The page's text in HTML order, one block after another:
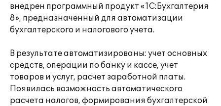
внедрен программный продукт «1С:Бухгалтерия
8», предназначенный для автоматизации
бухгалтерского и налогового учета.
В результате автоматизированы: учет основных
средств, операции по банку и кассе, учет
товаров и услуг, расчет заработной платы.
Появилась возможность автоматического
расчета налогов, формирования бухгалтерской